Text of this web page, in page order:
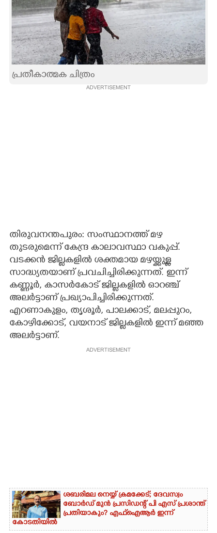
ART
ASTRO
CARTOONS
പ്രതീകാത്മക ചിത്രം
ADVERTISEMENT
തിരുവനന്തപുരം: സംസ്ഥാനത്ത് മഴ
തുടരുമെന്ന് കേന്ദ്ര കാലാവസ്ഥാ വകുപ്പ്.
വടക്കൻ ജില്ലകളിൽ ശക്തമായ മഴയ്ക്കുള്ള
സാദ്ധ്യതയാണ് പ്രവചിച്ചിരിക്കുന്നത്. ഇന്ന്
കണ്ണൂർ, കാസർകോട് ജില്ലകളിൽ ഓറഞ്ച്
അലർട്ടാണ് പ്രഖ്യാപിച്ചിരിക്കുന്നത്.
എറണാകുളം, തൃശൂർ, പാലക്കാട്, മലപ്പുറം,
കോഴിക്കോട്, വയനാട് ജില്ലകളിൽ ഇന്ന് മഞ്ഞ
അലർട്ടാണ്.
ADVERTISEMENT
ശബരിമല നെയ്യ് ക്രമക്കേട്; ദേവസ്വം
ബോർഡ് മുൻ പ്രസിഡന്റ് പി എസ് പ്രശാന്ത്
പ്രതിയാകും? എഫ്ഐആർ ഇന്ന്
കോടതിയിൽ